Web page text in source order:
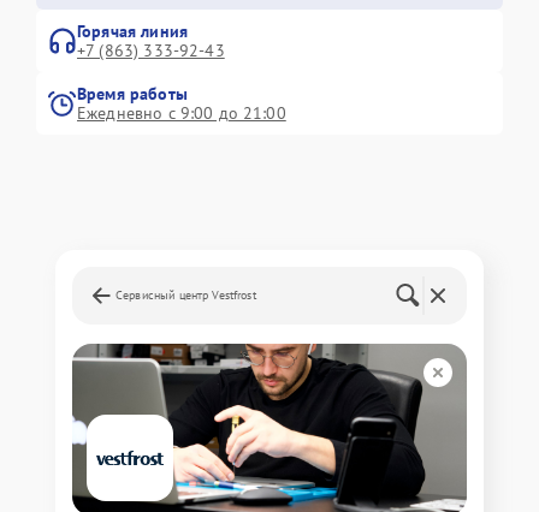
Горячая линия
+7 (863) 333-92-43
Время работы
Ежедневно с 9:00 до 21:00
Сервисный центр Vestfrost